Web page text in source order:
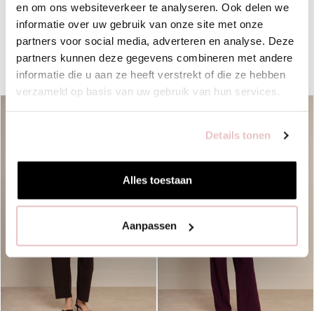
en om ons websiteverkeer te analyseren. Ook delen we
informatie over uw gebruik van onze site met onze
partners voor social media, adverteren en analyse. Deze
partners kunnen deze gegevens combineren met andere
informatie die u aan ze heeft verstrekt of die ze hebben
verzameld op basis van uw gebruik van hun services.
Details tonen
Alles toestaan
Aanpassen
ANNELOES FAVOURITES